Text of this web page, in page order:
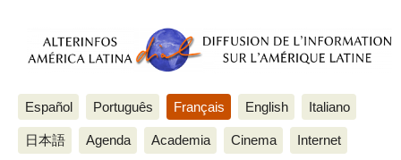
Español Português Français English Italiano
日本語 Agenda Academia Cinema Internet